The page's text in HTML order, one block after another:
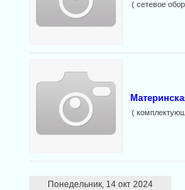
( сетевое
(
Понедельник, 14 окт 2024